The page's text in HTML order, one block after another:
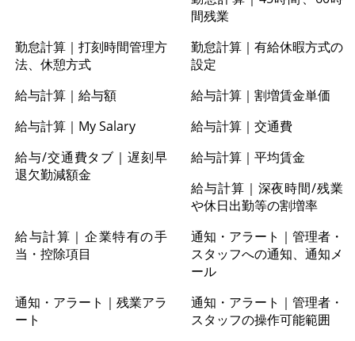
間残業
勤怠計算｜打刻時間管理方
法、休憩方式
勤怠計算｜有給休暇方式の
設定
給与計算｜給与額
給与計算｜割増賃金単価
給与計算｜My Salary
給与計算｜交通費
給与/交通費タブ｜遅刻早
退欠勤減額金
給与計算｜平均賃金
給与計算｜深夜時間/残業
や休日出勤等の割増率
給与計算｜企業特有の手
当・控除項目
通知・アラート｜管理者・
スタッフへの通知、通知メ
ール
通知・アラート｜残業アラ
ート
通知・アラート｜管理者・
スタッフの操作可能範囲